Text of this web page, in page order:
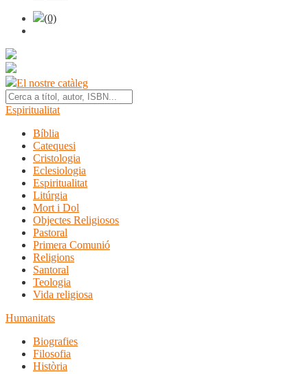
(0)
El nostre catàleg
Espiritualitat
Bíblia
Catequesi
Cristologia
Eclesiologia
Espiritualitat
Litúrgia
Mort i Dol
Objectes Religiosos
Pastoral
Primera Comunió
Religions
Santoral
Teologia
Vida religiosa
Humanitats
Biografies
Filosofia
Història